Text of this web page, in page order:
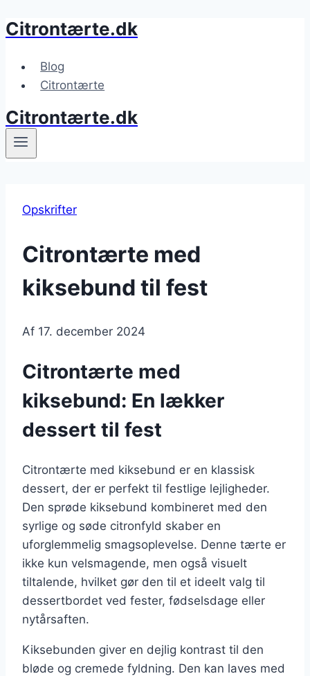
Fortsæt
indhold
Citrontærte.dk
Blog
Citrontærte
Citrontærte.dk
Opskrifter
Citrontærte med
kiksebund til fest
Af 17. december 2024
Citrontærte med
kiksebund: En lækker
dessert til fest
Citrontærte med kiksebund er en klassisk
dessert, der er perfekt til festlige lejligheder.
Den sprøde kiksebund kombineret med den
syrlige og søde citronfyld skaber en
uforglemmelig smagsoplevelse. Denne tærte er
ikke kun velsmagende, men også visuelt
tiltalende, hvilket gør den til et ideelt valg til
dessertbordet ved fester, fødselsdage eller
nytårsaften.
Kiksebunden giver en dejlig kontrast til den
bløde og cremede fyldning. Den kan laves med